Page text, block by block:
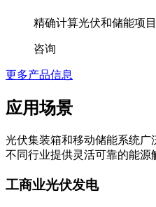
精确计算光伏和储能项
咨询
更多产品信息
应用场景
光伏集装箱和移动储能系统
不同行业提供灵活可靠的能源
工商业光伏发电